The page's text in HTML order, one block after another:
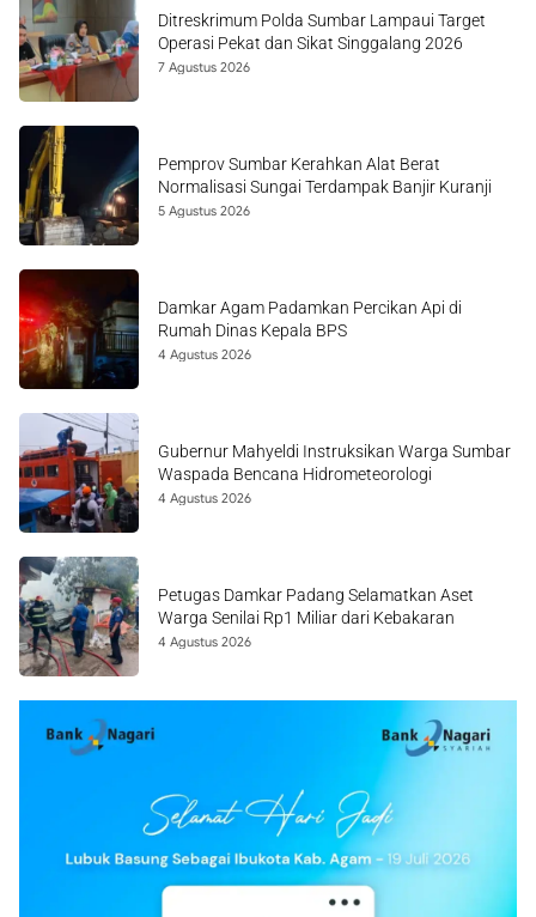
Ditreskrimum Polda Sumbar Lampaui Target
Operasi Pekat dan Sikat Singgalang 2026
7 Agustus 2026
Pemprov Sumbar Kerahkan Alat Berat
Normalisasi Sungai Terdampak Banjir Kuranji
5 Agustus 2026
Damkar Agam Padamkan Percikan Api di
Rumah Dinas Kepala BPS
4 Agustus 2026
Gubernur Mahyeldi Instruksikan Warga Sumbar
Waspada Bencana Hidrometeorologi
4 Agustus 2026
Petugas Damkar Padang Selamatkan Aset
Warga Senilai Rp1 Miliar dari Kebakaran
4 Agustus 2026